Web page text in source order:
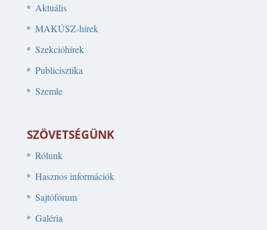
Aktuális
MAKÚSZ-hírek
Szekcióhírek
Publicisztika
Szemle
SZÖVETSÉGÜNK
Rólunk
Hasznos információk
Sajtófórum
Galéria